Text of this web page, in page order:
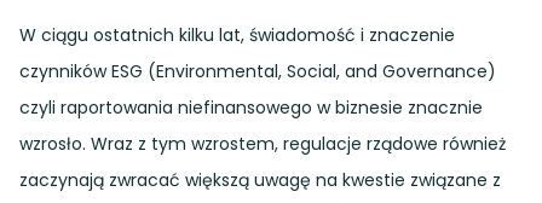
W ciągu ostatnich kilku lat, świadomość i znaczenie
czynników ESG (Environmental, Social, and Governance)
czyli raportowania niefinansowego w biznesie znacznie
wzrosło. Wraz z tym wzrostem, regulacje rządowe również
zaczynają zwracać większą uwagę na kwestie związane z